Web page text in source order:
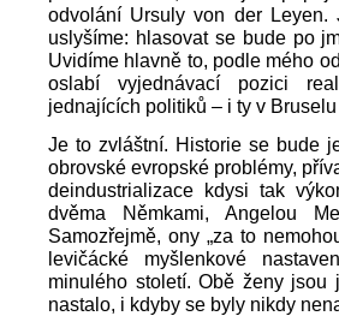
odvolání Ursuly von der
uslyšíme: hlasovat se bude po
Uvidíme hlavně to, podle mého
oslabí vyjednávací pozici
jednajících politiků – i ty v Bruselu
Je to zvláštní. Historie se bude
obrovské evropské problémy,
deindustrializace kdysi tak
dvěma Němkami, Angelou
Samozřejmě, ony „za to
levičácké myšlenkové
minulého století. Obě ženy
nastalo, i kdyby se byly nikdy